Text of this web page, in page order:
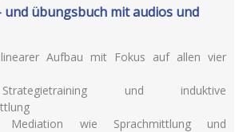
und übungsbuch mit audios und
Aufbau mit Fokus auf allen vier
und induktive
Mediation wie Sprachmittlung und